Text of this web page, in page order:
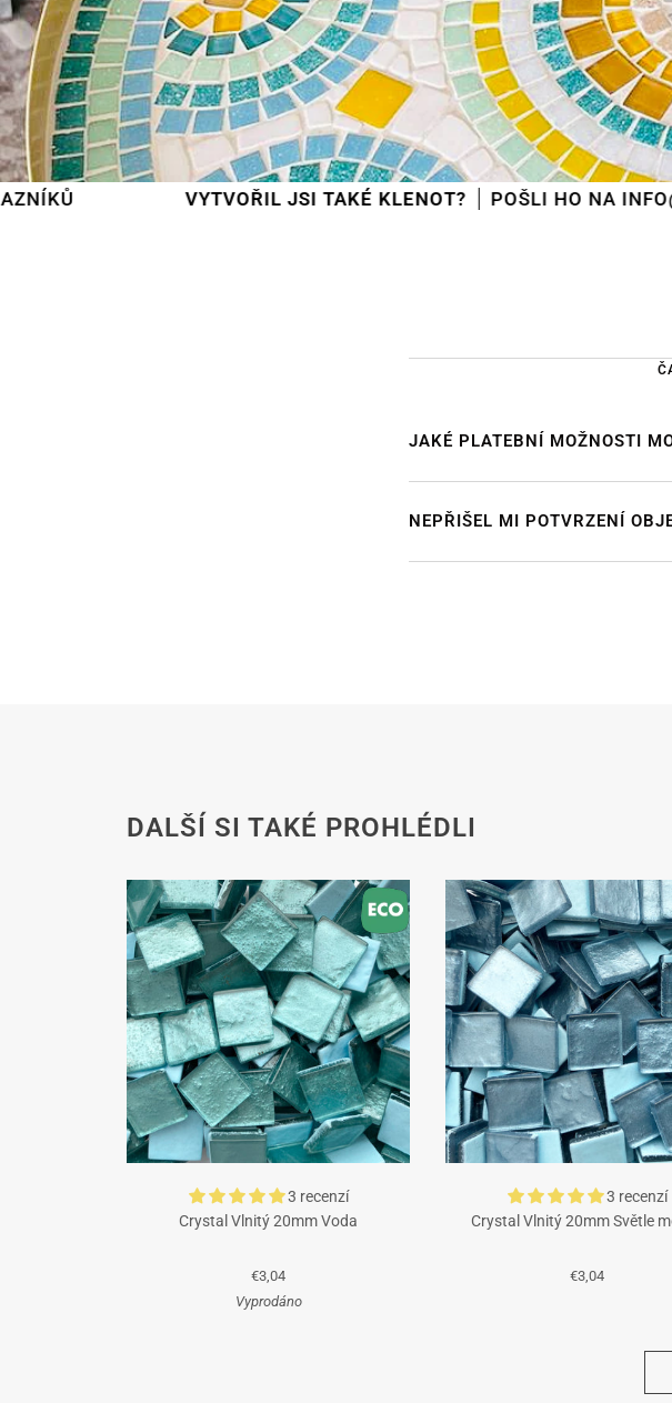
VYTVOŘIL JSI TAKÉ KLENOT? POŠLI HO NA
JAKÉ PLATEBNÍ MOŽNOSTI
NEPŘIŠEL MI POTVRZENÍ
DALŠÍ SI TAKÉ PROHLÉDLI
3 recenzí
Crystal Vlnitý 20mm Voda
€3,04
Vyprodáno
3 recenzí
Crystal Vlnitý 20mm Světle
€3,04
Předem
příjemné